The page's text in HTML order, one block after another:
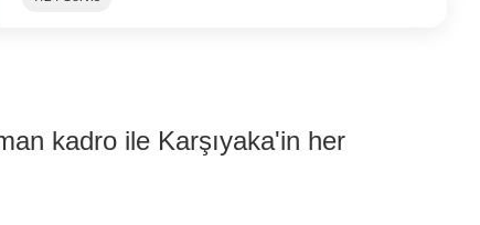
kadro ile Karşıyaka'in her